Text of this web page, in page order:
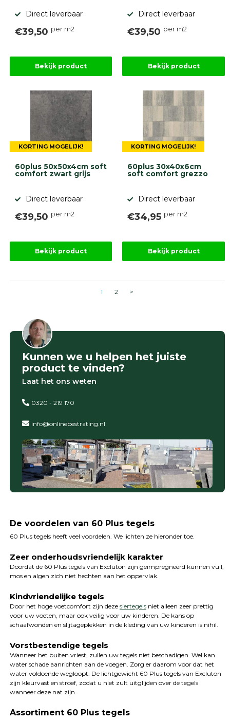
Direct leverbaar
€39,50 per m2
Bekijk product
Direct leverbaar
€39,50 per m2
Bekijk product
KORTING MOGELIJK!
60plus 50x50x4cm soft
comfort zwart grijs
Direct leverbaar
€39,50 per m2
Bekijk product
KORTING MOGELIJK!
60plus 30x40x6cm
soft comfort grezzo
Direct leverbaar
€34,95 per m2
Bekijk product
1 2 >
Kunnen we u helpen het juiste
product te vinden?
Laat het ons weten
0320 - 219 170
info@onlinebestrating.nl
De voordelen van 60 Plus tegels
60 Plus tegels heeft veel voordelen. We lichten ze hieronder toe.
Zeer onderhoudsvriendelijk karakter
Doordat de 60 Plus tegels van Excluton zijn geïmpregneerd kunnen vuil,
mos en algen zich niet hechten aan het oppervlak.
Kindvriendelijke tegels
Door het hoge voetcomfort zijn deze siertegelsniet alleen zeer prettig
voor uw voeten, maar ook veilig voor uw kinderen. De kans op
schaafwonden en slijtageplekken in de kleding van uw kinderen is nihil.
Vorstbestendige tegels
Wanneer het buiten vriest, zullen uw tegels niet beschadigen. Wel kan
water schade aanrichten aan de voegen. Zorg er daarom voor dat het
water voldoende wegloopt. De lichtgewicht 60 Plus tegels van Excluton
zijn kleurvast en stroef, zodat u niet zult uitglijden over de tegels
wanneer deze nat zijn.
Assortiment 60 Plus tegels